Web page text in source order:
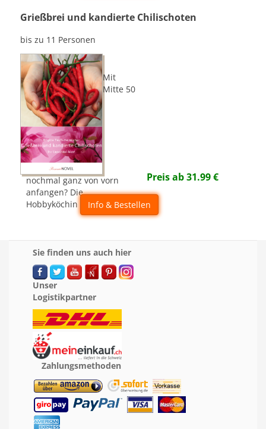
Grießbrei und kandierte Chilischoten
bis zu 11 Personen
Mit
Mitte 50
nochmal ganz von vorn
anfangen? Die
Hobbyköchin geht es an!
Preis ab31.99€
Info & Bestellen
Sie finden uns auch hier
Unser
Logistikpartner
Zahlungsmethoden